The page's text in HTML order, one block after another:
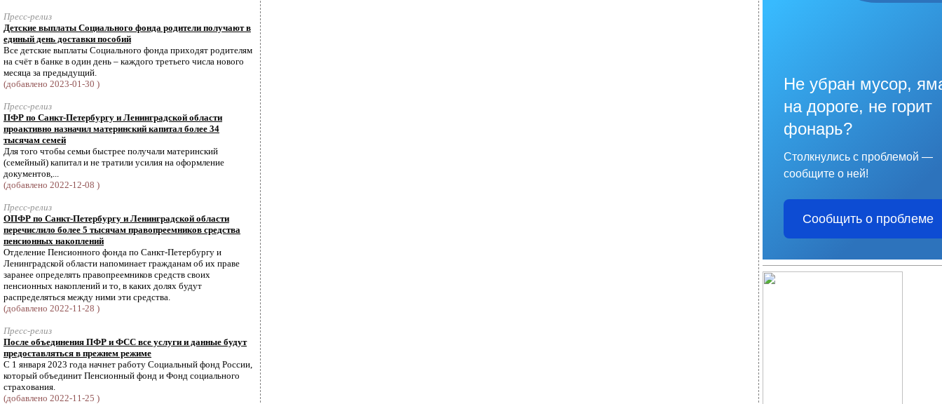
Пресс-релиз
Детские выплаты Социального фонда родители получают в
единый день доставки пособий
Все детские выплаты Социального фонда приходят родителям
на счёт в банке в один день – каждого третьего числа нового
месяца за предыдущий.
(добавлено 2023-01-30 )
Пресс-релиз
ПФР по Санкт-Петербургу и Ленинградской области
проактивно назначил материнский капитал более 34
тысячам семей
Для того чтобы семьи быстрее получали материнский
(семейный) капитал и не тратили усилия на оформление
документов,...
(добавлено 2022-12-08 )
Пресс-релиз
ОПФР по Санкт-Петербургу и Ленинградской области
перечислило более 5 тысячам правопреемников средства
пенсионных накоплений
Отделение Пенсионного фонда по Санкт-Петербургу и
Ленинградской области напоминает гражданам об их праве
заранее определять правопреемников средств своих
пенсионных накоплений и то, в каких долях будут
распределяться между ними эти средства.
(добавлено 2022-11-28 )
Пресс-релиз
После объединения ПФР и ФСС все услуги и данные будут
предоставляться в прежнем режиме
С 1 января 2023 года начнет работу Социальный фонд России,
который объединит Пенсионный фонд и Фонд социального
страхования.
(добавлено 2022-11-25 )
Не убран мусор,
на дороге, не горит
фонарь?
Столкнулись с проблемой —
сообщите о ней!
Сообщить о проблеме